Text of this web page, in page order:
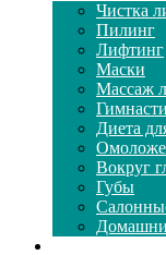
Чистка
Пилинг
Лифтинг
Маски
Массаж
Диета
Вокруг
Губы